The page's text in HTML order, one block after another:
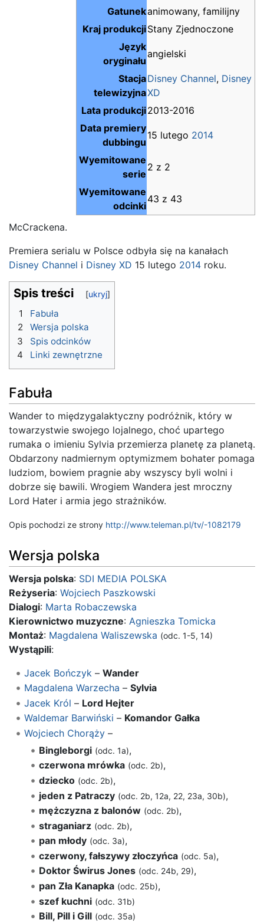
Gatunekanimowany, familijny
Kraj produkcjiStany Zjednoczone
Język
oryginału
angielski
Stacja
telewizyjna
Disney Channel, Disney
XD
Lata produkcji2013-2016
Data premiery
dubbingu
15 lutego 2014
Wyemitowane
serie
2 z 2
Wyemitowane
odcinki
43 z 43
McCrackena.
Premiera serialu w Polsce odbyła się na kanałach
Disney Channel i Disney XD 15 lutego 2014 roku.
Spis treści
1
Fabuła
2
Wersja polska
3
Spis odcinków
4
Linki zewnętrzne
Fabuła
Wander to międzygalaktyczny podróżnik, który w
towarzystwie swojego lojalnego, choć upartego
rumaka o imieniu Sylvia przemierza planetę za planetą.
Obdarzony nadmiernym optymizmem bohater pomaga
ludziom, bowiem pragnie aby wszyscy byli wolni i
dobrze się bawili. Wrogiem Wandera jest mroczny
Lord Hater i armia jego strażników.
Opis pochodzi ze strony http://www.teleman.pl/tv/-1082179
Wersja polska
Wersja polska: SDI MEDIA POLSKA
Reżyseria: Wojciech Paszkowski
Dialogi: Marta Robaczewska
Kierownictwo muzyczne: Agnieszka Tomicka
Montaż: Magdalena Waliszewska (odc. 1-5, 14)
Wystąpili:
Jacek Bończyk – Wander
Magdalena Warzecha – Sylvia
Jacek Król – Lord Hejter
Waldemar Barwiński – Komandor Gałka
Wojciech Chorąży–
Bingleborgi (odc. 1a),
czerwona mrówka (odc. 2b),
dziecko (odc. 2b),
jeden z Patraczy (odc. 2b, 12a, 22, 23a, 30b),
mężczyzna z balonów (odc. 2b),
straganiarz (odc. 2b),
pan młody (odc. 3a),
czerwony, fałszywy złoczyńca (odc. 5a),
Doktor Świrus Jones (odc. 24b, 29),
pan Zła Kanapka (odc. 25b),
szef kuchni (odc. 31b)
Bill, Pill i Gill (odc. 35a)